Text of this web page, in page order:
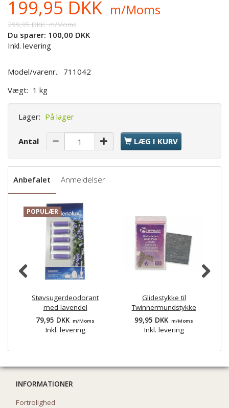
199,95 DKK m/Moms
299,95 DKKm/Moms
Du sparer: 100,00 DKK
Inkl. levering
Model/varenr.: 711042
Vægt: 1 kg
Lager: På lager
Antal LÆG I KURV
Anbefalet Anmeldelser
POPULÆR
Støvsugerdeodorant
med lavendel
79,95 DKK m/Moms
Inkl. levering
Glidestykke til
Twinnermundstykke
99,95 DKK m/Moms
Inkl. levering
INFORMATIONER
Fortrolighed